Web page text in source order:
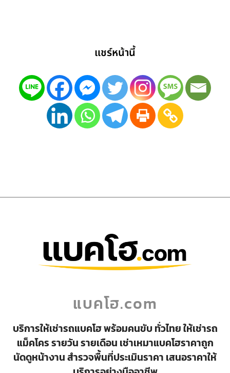
แชร์หน้านี้
แบคโฮ.com
บริการให้เช่ารถแบคโฮ พร้อมคนขับ ทั่วไทย ให้เช่ารถ
แม็คโคร รายวัน รายเดือน เช่าเหมาแบคโฮราคาถูก
นัดดูหน้างาน สำรวจพื้นที่ประเมินราคา เสนอราคาให้